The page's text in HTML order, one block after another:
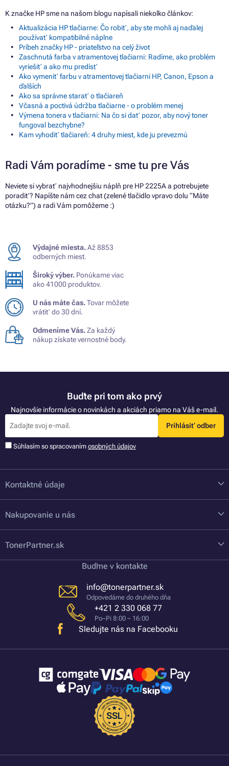
K značke HP sme na našom blogu napísali niekoľko článkov:
Aktualizácia HP tlačiarne: Čo robiť, aby ste mohli aj naďalej
používať kompatibilné náplne
Príbeh značky HP - priateľstvo na celý život
Zaschnutá farba v atramentovej tlačiarni: Radíme, ako problém
vyriešiť a ako mu predísť
Ako vymeniť farbu v atramentovej tlačiarni HP, Canon, Epson a
ďalších
Ako sa správne starať o tlačiareň
Včasná a poctivá údržba tlačiarne - o problém menej
Výmena tonera v tlačiarni: Na čo si dať pozor, aby nový toner
fungoval bezchybne?
Kam vyhodiť tlačiareň: 4 druhy miest, kde ju prevezmú
Radi Vám poradíme - sme tu pre Vás
Neviete si vybrať najvhodnejšiu náplň pre HP 2225A a potrebujete
poradiť? Napíšte nám cez chat (zelené tlačidlo vpravo dolu “Máte
otázku?”) a radi Vám pomôžeme :)
Výdajné miesta.Až 8853
odberných miest.
Široký výber. Ponúkame viac
ako 41000 produktov.
U nás máte čas.Tovar môžete
vrátiť do 30 dní.
Odmeníme Vás.Za každý
nákup získate vernostné body.
Buďte pri tom ako prvý
Najnovšie informácie o novinkách a akciách priamo na Váš e-mail.
Prihlásiť odber
Súhlasím so spracovaním osobných údajov
Kontaktné údaje
Nakupovanie u nás
TonerPartner.sk
Buďme v kontakte
info@tonerpartner.sk
Odpovedáme do druhého dňa
+421 2 330 068 77
Po–Pi 8:00 – 16:00
Sledujte nás na Facebooku